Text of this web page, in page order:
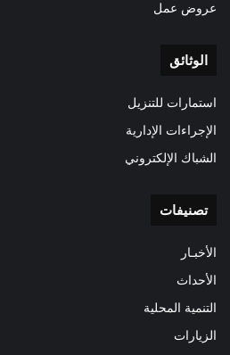
عروض عمل
الوثائق
استمارات للتنزيل
الإجراءات الإدارية
الشباك الإلكتروني
تصنيفات
الأخبـار
الأحداث
التنمية المحلية
الزيارات